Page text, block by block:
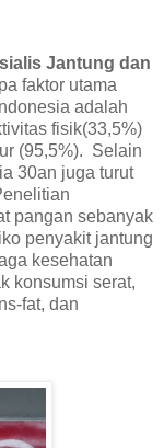
Jantung dan
faktor utama
adalah
fisik(33,5%)
(95,5%). Selain
30an juga turut
pangan sebanyak
penyakit jantung
kesehatan
konsumsi serat,
fat, dan